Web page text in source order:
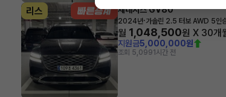
리스 제네시스 GV80
2024년·가솔린 2.5 터보 AWD 5인
월 1,048,500원 X 30개
지원금5,000,000원
조회 5,0991시간 전